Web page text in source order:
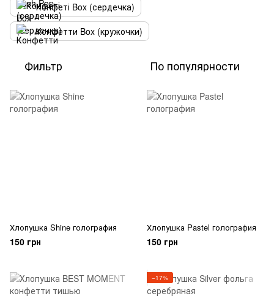
Конфеті Box (сердечка)
Конфетти Box (кружочки)
Фильтр По популярности
Хлопушка Shine голография
150 грн
Хлопушка Pastel голография
150 грн
−17%